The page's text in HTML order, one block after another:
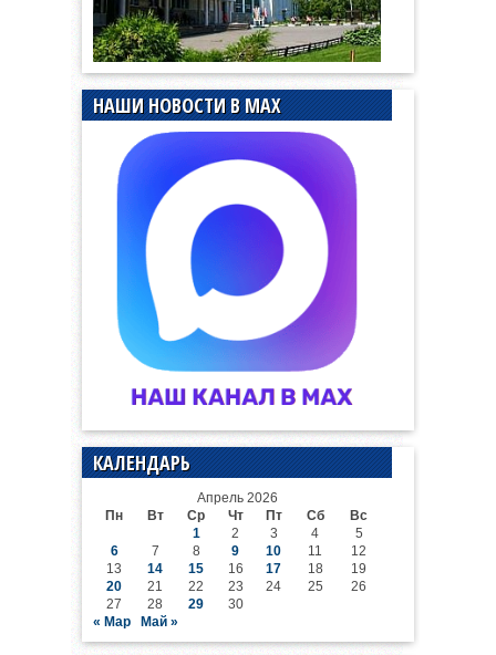
НАШИ НОВОСТИ В MAX
КАЛЕНДАРЬ
Апрель 2026
Пн
Вт Ср Чт Пт Сб
Вс
1
2 3 4
5
6
7 8 9 10 11
12
13
14 15 16 17 18
19
20
21 22 23 24 25
26
27
28 29
30
« Мар
Май »